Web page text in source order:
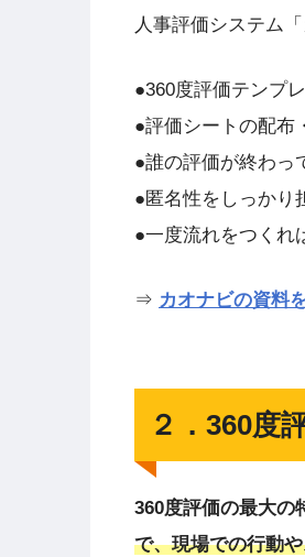
人事評価システム
●360度評価テンプ
●評価シートの配布
●誰の評価が終わっ
●匿名性をしっかり
●一度流れをつくれ
⇒ カオナビの資料
２．360度
360度評価の最大の
で、現場での行動